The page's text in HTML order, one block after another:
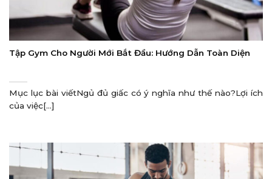
Tập Gym Cho Người Mới Bắt Đầu: Hướng Dẫn Toàn Diện
Mục lục bài viếtNgủ đủ giấc có ý nghĩa như thế nào?Lợi ích
của việc[...]